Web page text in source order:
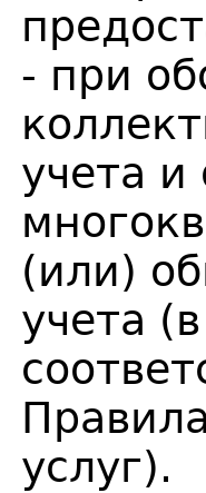
- при
учета
(или)
учета
услуг).